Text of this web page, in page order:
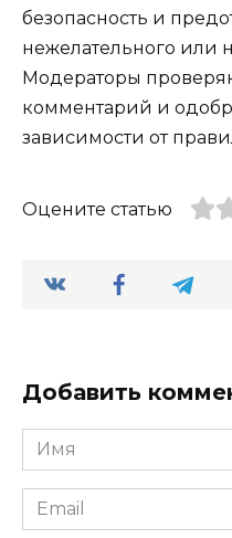
безопасность и
нежелательного или
Модераторы
комментарий и
зависимости от
Оцените статью
Добавить
Имя
*
Email
*